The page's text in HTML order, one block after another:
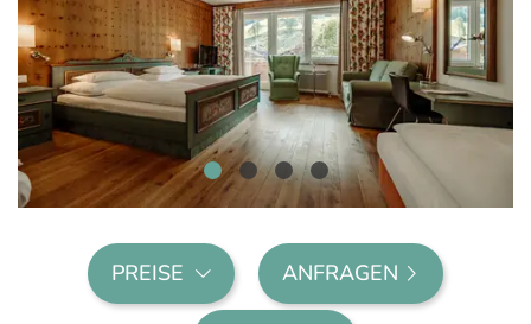
PREISE ANFRAGEN